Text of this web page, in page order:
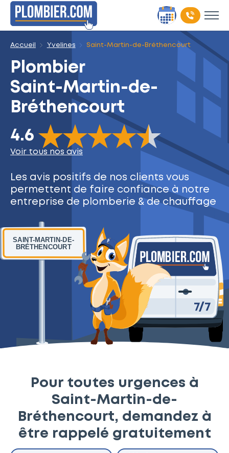
Accueil Yvelines Saint-Martin-de-Bréthencourt
Plombier
Saint-Martin-de-
Bréthencourt
4.6
The rating of this product is out of 5
Voir tous nos avis
Les avis positifs de nos clients vous
permettent de faire confiance à notre
entreprise de plomberie & de chauffage
SAINT-MARTIN-DE-
BRÉTHENCOURT
Pour toutes urgences à
Saint-Martin-de-
Bréthencourt, demandez à
être rappelé gratuitement